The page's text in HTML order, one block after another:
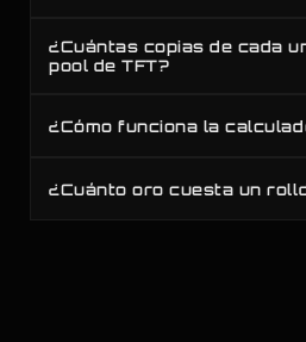
¿Cuántas copias de cada
pool de TFT?
¿Cómo funciona la
¿Cuánto oro cuesta un